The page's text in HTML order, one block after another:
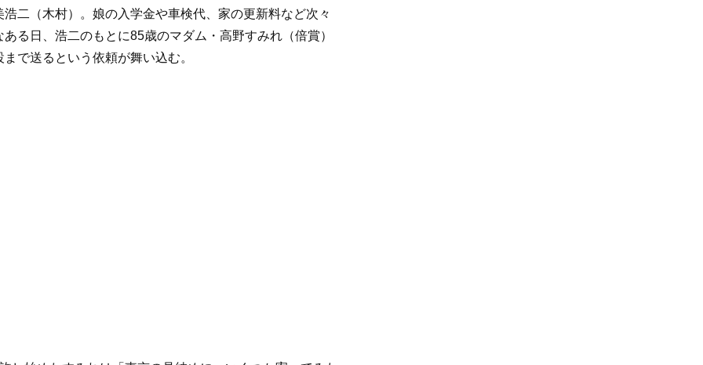
二（木村）。娘の入学金や車検代、家の更新料など次々
る日、浩二のもとに85歳のマダム・高野すみれ（倍賞）
で送るという依頼が舞い込む。